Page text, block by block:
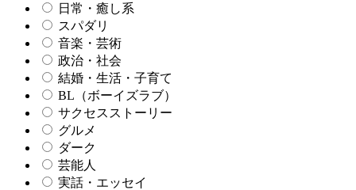
日常・癒し系
スパダリ
音楽・芸術
政治・社会
結婚・生活・子育て
BL（ボーイズラブ）
サクセスストーリー
グルメ
ダーク
芸能人
実話・エッセイ